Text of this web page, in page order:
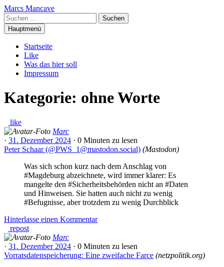
Zum
Inhalt
springen
Marcs Mancave
Suchen
nach:
Hauptmenü
Startseite
Like
Was das hier soll
Impressum
Kategorie: ohne Worte
like
Marc
· 31. Dezember 2024 · 0 Minuten zu lesen
Peter Schaar (@PWS_1@mastodon.social) (Mastodon)
Was sich schon kurz nach dem Anschlag von
#Magdeburg abzeichnete, wird immer klarer: Es
mangelte den #Sicherheitsbehörden nicht an #Daten
und Hinweisen. Sie hatten auch nicht zu wenig
#Befugnisse, aber trotzdem zu wenig Durchblick
Hinterlasse einen Kommentar
repost
Marc
· 31. Dezember 2024 · 0 Minuten zu lesen
Vorratsdatenspeicherung: Eine zweifache Farce (netzpolitik.org)